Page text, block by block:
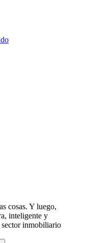
cosas. Y luego,
inteligente y
inmobiliario